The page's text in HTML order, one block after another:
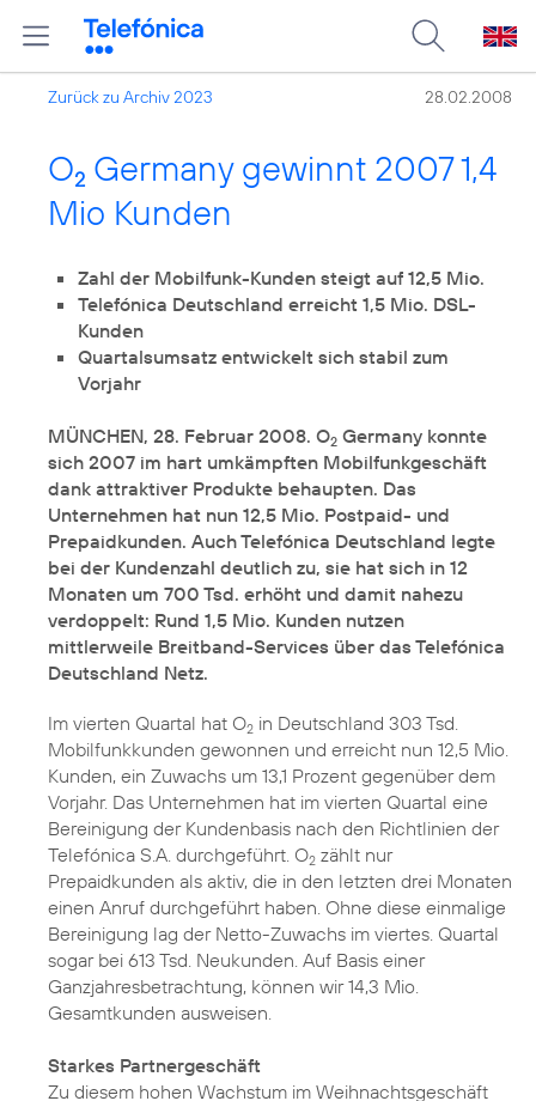
Zurück zu Archiv 2023 28.02.2008
O2 Germany gewinnt 2007 1,4
Mio Kunden
Zahl der Mobilfunk-Kunden steigt auf 12,5 Mio.
Telefónica Deutschland erreicht 1,5 Mio. DSL-
Kunden
Quartalsumsatz entwickelt sich stabil zum
Vorjahr
MÜNCHEN, 28. Februar 2008. O2 Germany konnte
sich 2007 im hart umkämpften Mobilfunkgeschäft
dank attraktiver Produkte behaupten. Das
Unternehmen hat nun 12,5 Mio. Postpaid- und
Prepaidkunden. Auch Telefónica Deutschland legte
bei der Kundenzahl deutlich zu, sie hat sich in 12
Monaten um 700 Tsd. erhöht und damit nahezu
verdoppelt: Rund 1,5 Mio. Kunden nutzen
mittlerweile Breitband-Services über das Telefónica
Deutschland Netz.
Im vierten Quartal hat O2 in Deutschland 303 Tsd.
Mobilfunkkunden gewonnen und erreicht nun 12,5 Mio.
Kunden, ein Zuwachs um 13,1 Prozent gegenüber dem
Vorjahr. Das Unternehmen hat im vierten Quartal eine
Bereinigung der Kundenbasis nach den Richtlinien der
Telefónica S.A. durchgeführt. O2 zählt nur
Prepaidkunden als aktiv, die in den letzten drei Monaten
einen Anruf durchgeführt haben. Ohne diese einmalige
Bereinigung lag der Netto-Zuwachs im viertes. Quartal
sogar bei 613 Tsd. Neukunden. Auf Basis einer
Ganzjahresbetrachtung, können wir 14,3 Mio.
Gesamtkunden ausweisen.
Starkes Partnergeschäft
Zu diesem hohen Wachstum im Weihnachtsgeschäft